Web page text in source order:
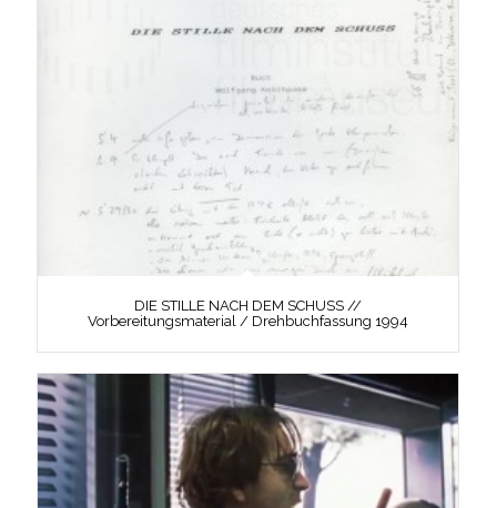
DIE STILLE NACH DEM SCHUSS //
Vorbereitungsmaterial / Drehbuchfassung 1994